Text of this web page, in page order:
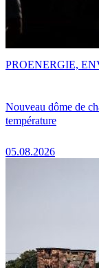
Nouveau dôme de
température
05.08.2026
PROENERGIE,